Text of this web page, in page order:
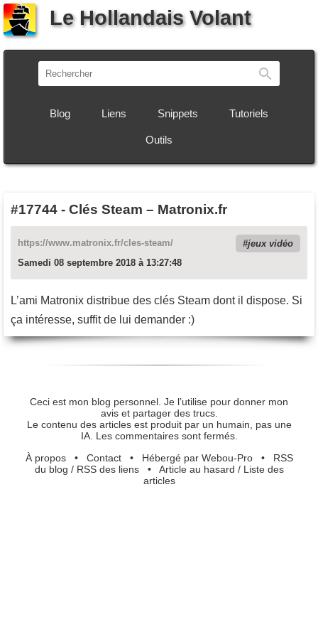
Le Hollandais Volant
Blog Liens Snippets Tutoriels
Outils
#17744 - Clés Steam – Matronix.fr
https://www.matronix.fr/cles-steam/
jeux vidéo
Samedi 08 septembre 2018 à 13:27:48
L’ami Matronix distribue des clés Steam dont il dispose. Si
ça intéresse, suffit de lui demander :)
Ceci est mon blog personnel. Je l’utilise pour donner mon
avis et partager des trucs.
Le contenu des articles est produit par un humain, pas une
IA. Les commentaires sont fermés.
À propos• Contact• Hébergé par Webou-Pro• RSS
du blog / RSS des liens• Article au hasard / Liste des
articles